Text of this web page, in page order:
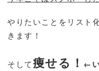
やりたいことをリスト
きます！
そして痩せる！ ←